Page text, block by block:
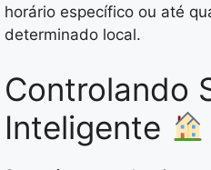
horário específico ou até
determinado local.
Controlando
Inteligente